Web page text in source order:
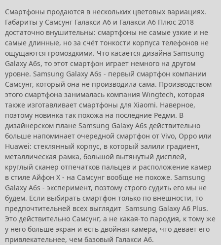
Смартфоны продаются в нескольких цветовых вариациях.
Габариты у Самсунг Галакси А6 и Галакси А6 Плюс 2018
достаточно внушительны: смартфоны не самые узкие и не
самые длинные, но за счёт тонкости корпуса телефонов не
ощущаются громоздкими. Что касается дизайна Samsung
Galaxy A6s, то этот смартфон играет немного на другом
уровне. Samsung Galaxy A6s - первый смартфон компании
Самсунг, который она не производила сама. Производством
этого смартфона занималась компания Wingtech, которая
также изготавливает смартфоны для Xiaomi. Наверное,
поэтому новинка так похожа на последние Редми. В
дизайнерском плане Samsung Galaxy A6s действительно
больше напоминает очередной смартфон от Vivo, Oppo или
Huawei: стеклянный корпус, в который залили градиент,
металлическая рамка, большой вытянутый дисплей,
круглый сканер отпечатков пальцев и расположение камер
в стиле Айфон Х - на Самсунг вообще не похоже. Samsung
Galaxy A6s - эксперимент, поэтому строго судить его мы не
будем. Если выбирать смартфон только по внешности, то
предпочтительней всех выглядит Samsung Galaxy A6 Plus.
Это действительно Самсунг, а не какая-то пародия, к тому же
у него больше экран и есть двойная камера, что девает его
привлекательнее, чем базовый Галакси А6.